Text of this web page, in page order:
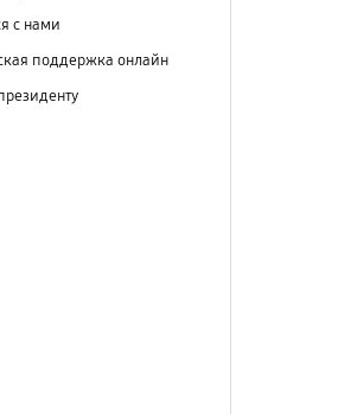
с нами
поддержка онлайн